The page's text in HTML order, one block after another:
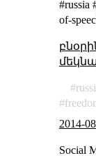
#russia
of-
2014-
Social